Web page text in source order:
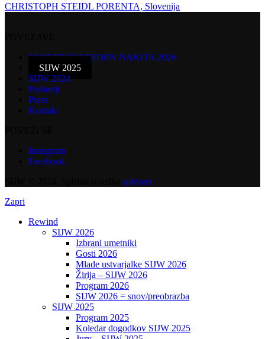
CHRISTOPH STEIDL PORENTA, Slovenija
SLOVENSKI TEDEN NAKITA 2026
SIJW 2025
SIJW 2024
Partnerji
Press
Kontakt
Instagram
Facebook
spletster
Zapri
Rewind
SIJW 2026
Izbrani umetniki
Gosti 2026
Mlade ustvarjalke SIJW 2026
Žirija – SIJW 2026
Program 2026
SIJW 2026 = snov/preobrazba
SIJW 2025
Program 2025
Koledar dogodkov SIJW 2025